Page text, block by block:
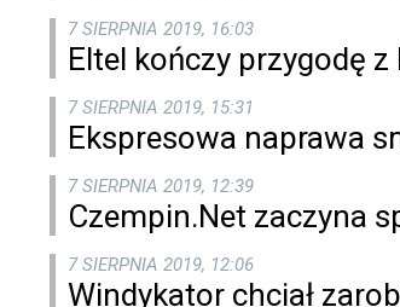
7 SIERPNIA 2019, 16:03
Eltel kończy przygodę
7 SIERPNIA 2019, 15:31
Ekspresowa naprawa
7 SIERPNIA 2019, 12:39
Czempin.Net zaczyna
7 SIERPNIA 2019, 12:06
Windykator chciał